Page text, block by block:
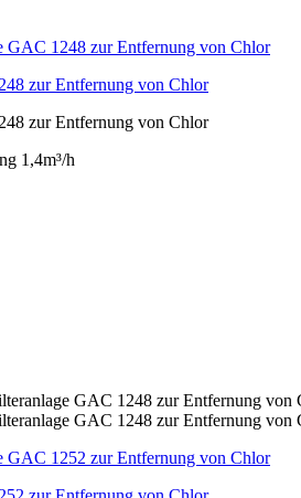
zur Entfernung von Chlor
zur Entfernung von Chlor
1,4m³/h